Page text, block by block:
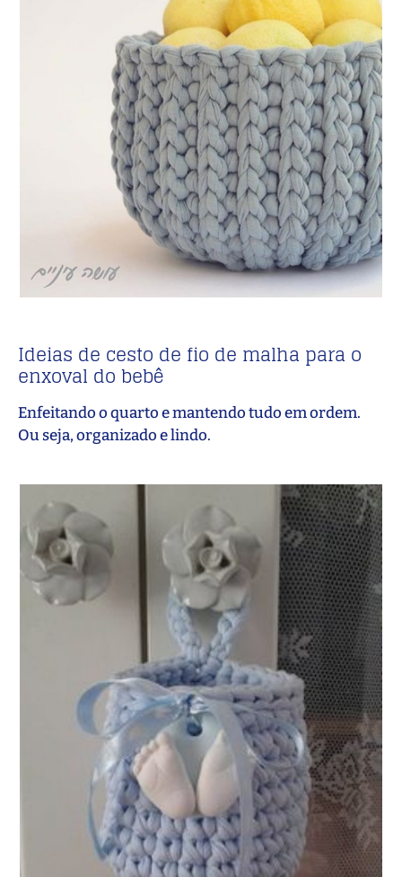
Ideias de cesto de fio de malha para o
enxoval do bebê
Enfeitando o quarto e mantendo tudo em ordem.
Ou seja, organizado e lindo.